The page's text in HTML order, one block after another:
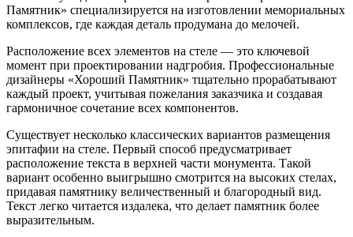
Памятник» специализируется на изготовлении мемориальных
комплексов, где каждая деталь продумана до мелочей.
Расположение всех элементов на стеле — это ключевой
момент при проектировании надгробия. Профессиональные
дизайнеры «Хороший Памятник» тщательно прорабатывают
каждый проект, учитывая пожелания заказчика и создавая
гармоничное сочетание всех компонентов.
Существует несколько классических вариантов размещения
эпитафии на стеле. Первый способ предусматривает
расположение текста в верхней части монумента. Такой
вариант особенно выигрышно смотрится на высоких стелах,
придавая памятнику величественный и благородный вид.
Текст легко читается издалека, что делает памятник более
выразительным.